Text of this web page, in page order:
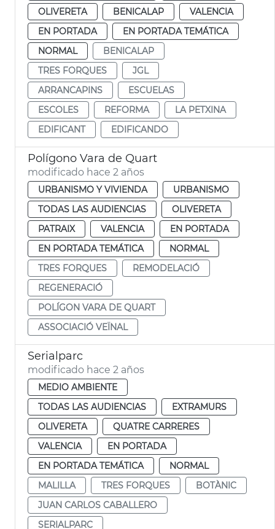
OLIVERETA BENICALAP
VALENCIA
EN PORTADA
EN PORTADA TEMÁTICA
NORMAL
BENICALAP
TRES FORQUES
JGL
ARRANCAPINS
ESCUELAS
ESCOLES
REFORMA
LA PETXINA
EDIFICANT
EDIFICANDO
Polígono Vara de Quart
modificado hace 2 años
URBANISMO Y VIVIENDA
URBANISMO
TODAS LAS AUDIENCIAS
OLIVERETA
PATRAIX
VALENCIA
EN PORTADA
EN PORTADA TEMÁTICA
NORMAL
TRES FORQUES
REMODELACIÓ
REGENERACIÓ
POLÍGON VARA DE QUART
ASSOCIACIÓ VEÏNAL
Serialparc
modificado hace 2 años
MEDIO AMBIENTE
TODAS LAS AUDIENCIAS
EXTRAMURS
OLIVERETA
QUATRE CARRERES
VALENCIA
EN PORTADA
EN PORTADA TEMÁTICA
NORMAL
MALILLA
TRES FORQUES
BOTÀNIC
JUAN CARLOS CABALLERO
SERIALPARC